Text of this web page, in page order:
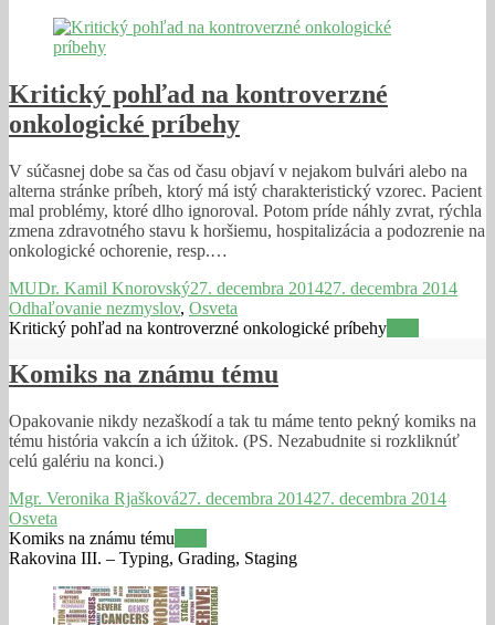
Kritický pohľad na kontroverzné
onkologické príbehy
V súčasnej dobe sa čas od času objaví v nejakom bulvári alebo na
alterna stránke príbeh, ktorý má istý charakteristický vzorec. Pacient
mal problémy, ktoré dlho ignoroval. Potom príde náhly zvrat, rýchla
zmena zdravotného stavu k horšiemu, hospitalizácia a podozrenie na
onkologické ochorenie, resp.…
MUDr. Kamil Knorovský27. decembra 201427. decembra 2014
Odhaľovanie nezmyslov, Osveta
Kritický pohľad na kontroverzné onkologické príbehy
Komiks na známu tému
Opakovanie nikdy nezaškodí a tak tu máme tento pekný komiks na
tému história vakcín a ich úžitok. (PS. Nezabudnite si rozkliknúť
celú galériu na konci.)
Mgr. Veronika Rjašková27. decembra 201427. decembra 2014
Osveta
Komiks na známu tému
Rakovina III. – Typing, Grading, Staging